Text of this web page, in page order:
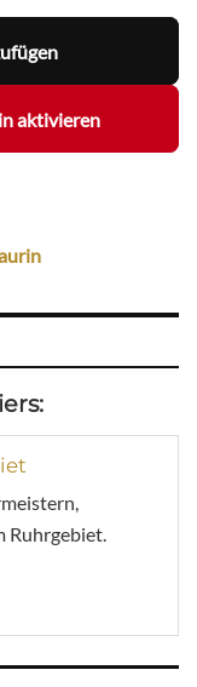
aktivieren
Ruhrgebiet.